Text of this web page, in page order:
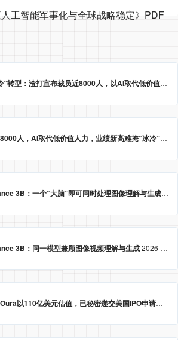
工智能军事化与全球战略稳定》PDF
业绩创新高却“冷”转型：渣打宣布裁员近8000人，以AI取代低价值岗位
渣打战略裁员近8000人，AI取代低价值人力，业绩新高难掩“冰冷”转型。
字节跳动开源Lance 3B：一个“大脑”即可同时处理图像理解与生成
3B：同一模型兼顾图像视频理解与生成2026-05-23 09:09:20
智能戒指生产商Oura以110亿美元估值，已秘密递交美国IPO申请。